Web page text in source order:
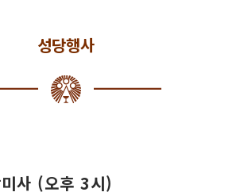
성당행사
사 (오후 3시)